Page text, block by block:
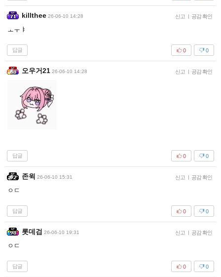
killthee 26-06-10 14:28 신고 | 공감 확인
ㅗㅜㅑ
답글 0
0
오우거21 26-06-10 14:28 신고 | 공감 확인
답글 0
0
존윅 26-06-10 15:31 신고 | 공감 확인
ㅇㄷ
답글 0
0
롯데검 26-06-10 19:31 신고 | 공감 확인
ㅇㄷ
답글 0
0